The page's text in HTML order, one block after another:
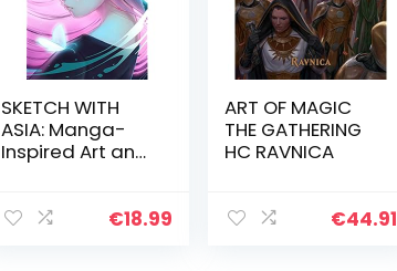
SKETCH WITH
ASIA: Manga-
Inspired Art and
€18.99
ART OF MAGIC
THE GATHERING
HC RAVNICA
€44.91